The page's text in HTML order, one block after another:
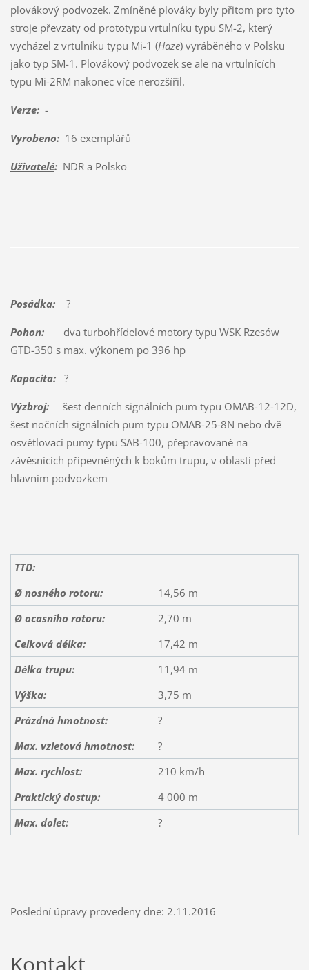
plovákový podvozek. Zmíněné plováky byly přitom pro tyto
stroje převzaty od prototypu vrtulníku typu SM-2, který
vycházel z vrtulníku typu Mi-1 (Haze) vyráběného v Polsku
jako typ SM-1. Plovákový podvozek se ale na vrtulnících
typu Mi-2RM nakonec více nerozšířil.
Verze:-
Vyrobeno:16 exemplářů
Uživatelé:NDR a Polsko
Posádka:?
Pohon:dva turbohřídelové motory typu WSK Rzesów
GTD-350 s max. výkonem po 396 hp
Kapacita:?
Výzbroj:šest denních signálních pum typu OMAB-12-12D,
šest nočních signálních pum typu OMAB-25-8N nebo dvě
osvětlovací pumy typu SAB-100, přepravované na
závěsnících připevněných k bokům trupu, v oblasti před
hlavním podvozkem
TTD:
Ø nosného rotoru:
14,56 m
Ø ocasního rotoru:
2,70 m
Celková délka:
17,42 m
Délka trupu:
11,94 m
Výška:
3,75 m
Prázdná hmotnost:
?
Max. vzletová hmotnost:
?
Max. rychlost:
210 km/h
Praktický dostup:
4 000 m
Max. dolet:
?
Poslední úpravy provedeny dne: 2.11.2016
Kontakt